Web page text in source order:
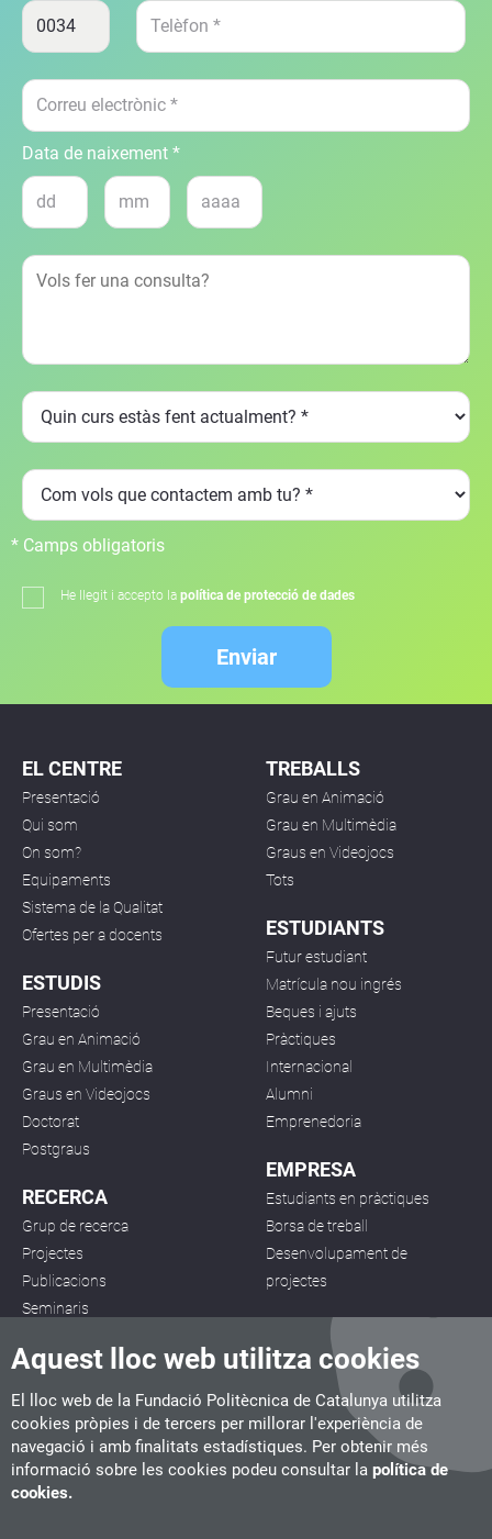
Aquest lloc web utilitza cookies
El lloc web de la Fundació Politècnica de Catalunya utilitza
cookies pròpies i de tercers per millorar l'experiència de
navegació i amb finalitats estadístiques. Per obtenir més
informació sobre les cookies podeu consultar la política de
cookies.
Data de naixement *
* Camps obligatoris
He llegit i accepto la política de protecció de dades
Enviar
EL CENTRE
Presentació
Qui som
On som?
Equipaments
Sistema de la Qualitat
Ofertes per a docents
ESTUDIS
Presentació
Grau en Animació
Grau en Multimèdia
Graus en Videojocs
Doctorat
Postgraus
RECERCA
Grup de recerca
Projectes
Publicacions
Seminaris
TREBALLS
Grau en Animació
Grau en Multimèdia
Graus en Videojocs
Tots
ESTUDIANTS
Futur estudiant
Matrícula nou ingrés
Beques i ajuts
Pràctiques
Internacional
Alumni
Emprenedoria
EMPRESA
Estudiants en pràctiques
Borsa de treball
Desenvolupament de
projectes
CITM
C/ de la Igualtat, 33, 08222 Terrassa